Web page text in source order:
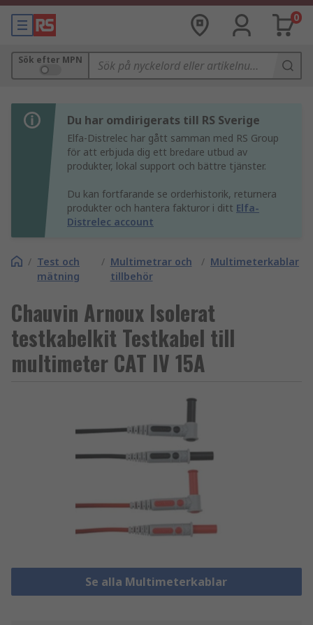
0
Sök efter MPN
Du har omdirigerats till RS Sverige
Elfa-Distrelec har gått samman med RS Group
för att erbjuda dig ett bredare utbud av
produkter, lokal support och bättre tjänster.
Du kan fortfarande se orderhistorik, returnera
produkter och hantera fakturor i ditt Elfa-
Distrelec account
/ Test och
mätning
/ Multimetrar och
tillbehör
/ Multimeterkablar
Chauvin Arnoux Isolerat
testkabelkit Testkabel till
multimeter CAT IV 15A
Se alla Multimeterkablar